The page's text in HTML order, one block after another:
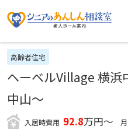
高齢者住宅
ヘーベルVillage 横浜
中山〜
入居時費用 92.8万円～